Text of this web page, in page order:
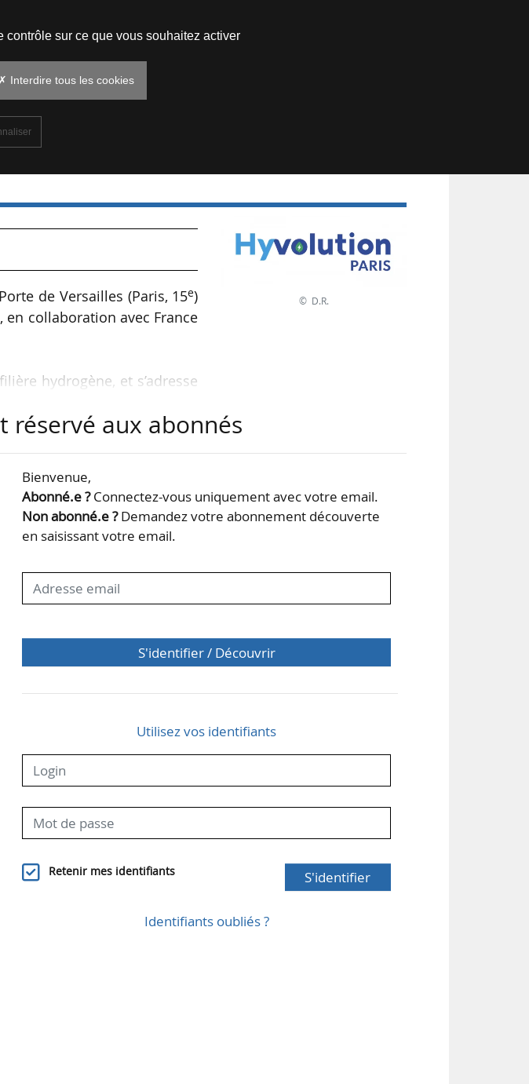
au 29/01/2026
de Versailles (Paris, 15e)
en collaboration avec France
hydrogène, et s’adresse
mobilité.
et de formats
ateliers ouverts à tous,
expertise, d’élargir votre
© D.R.
réservé aux abonnés
Bienvenue,
Abonné.e ?Connectez-vous uniquement avec votre email.
Non abonné.e ?Demandez votre abonnement découverte
en saisissant votre email.
S'identifier / Découvrir
Utilisez vos identifiants
Retenir mes identifiants S'identifier
Identifiants oubliés ?
sur ce que vous souhaitez activer
Interdire tous les cookies